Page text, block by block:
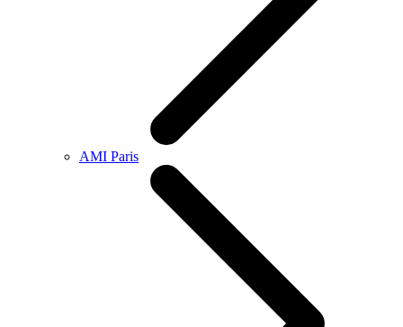
AMI Paris